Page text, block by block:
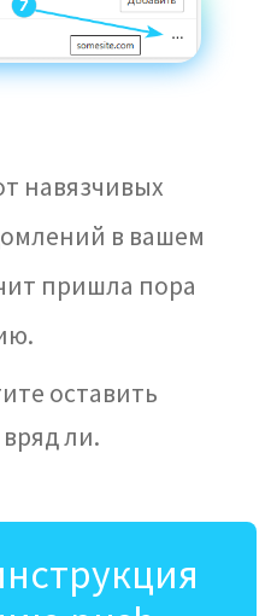
навязчивых
в вашем
пришла пора
оставить
ли.